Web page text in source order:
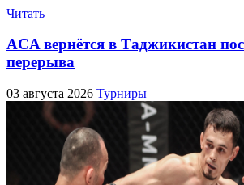
Читать
ACA вернётся в Таджикистан
перерыва
03 августа 2026 Турниры